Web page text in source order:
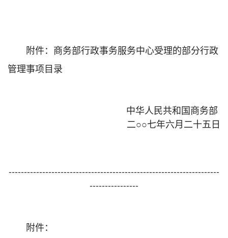
附件：商务部行政事务服务中心受理的部分行政
管理事项目录
中华人民共和国商务部
二○○七年六月二十五日
---------------------------------------------------------------------
----------------
附件：